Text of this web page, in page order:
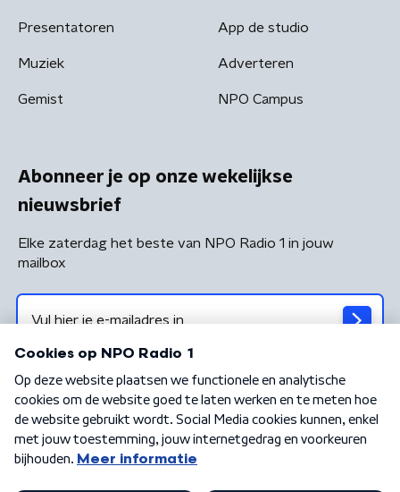
Presentatoren
Muziek
Gemist
App de studio
Adverteren
NPO Campus
Abonneer je op onze wekelijkse
nieuwsbrief
Elke zaterdag het beste van NPO Radio 1 in jouw
mailbox
Algemene voorwaarden